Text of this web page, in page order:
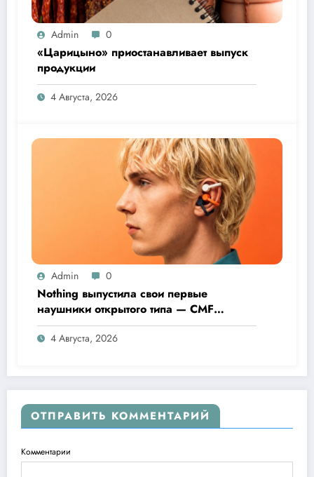
Admin 0
«Царицыно» приостанавливает выпуск
продукции
4 Августа, 2026
Admin 0
Nothing выпустила свои первые
наушники открытого типа — CMF
Clip Pro
4 Августа, 2026
ОТПРАВИТЬ КОММЕНТАРИЙ
Комментарии